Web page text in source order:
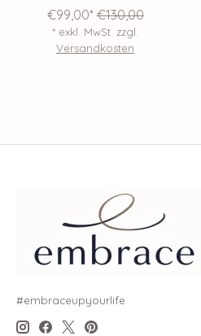
€99,00* €130,00
* exkl. MwSt. zzgl.
Versandkosten
#embraceupyourlife